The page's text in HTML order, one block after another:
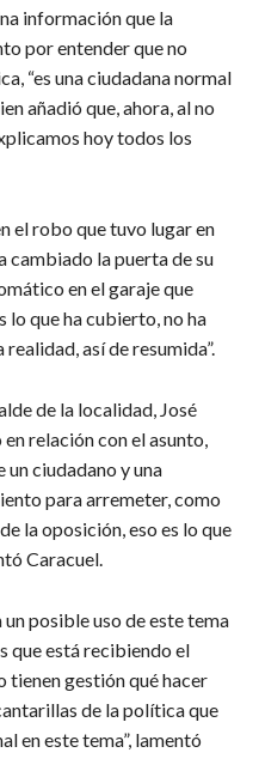
información que la
por entender que no
“es una ciudadana normal
añadió que, ahora, al no
hoy todos los
el robo que tuvo lugar en
cambiado la puerta de su
en el garaje que
lo que ha cubierto, no ha
así de resumida”.
de la localidad, José
relación con el asunto,
un ciudadano y una
para arremeter, como
la oposición, eso es lo que
Caracuel.
posible uso de este tema
que está recibiendo el
tienen gestión qué hacer
de la política que
en este tema”, lamentó